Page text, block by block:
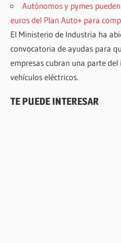
Autónomos y pymes
euros del Plan Auto+ para
El Ministerio de Industria ha
convocatoria de ayudas para
empresas cubran una parte
vehículos eléctricos.
TE PUEDE INTERESAR